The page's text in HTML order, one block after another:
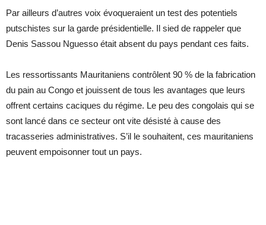
Par ailleurs d’autres voix évoqueraient un test des potentiels
putschistes sur la garde présidentielle. Il sied de rappeler que
Denis Sassou Nguesso était absent du pays pendant ces faits.
Les ressortissants Mauritaniens contrôlent 90 % de la fabrication
du pain au Congo et jouissent de tous les avantages que leurs
offrent certains caciques du régime. Le peu des congolais qui se
sont lancé dans ce secteur ont vite désisté à cause des
tracasseries administratives. S’il le souhaitent, ces mauritaniens
peuvent empoisonner tout un pays.